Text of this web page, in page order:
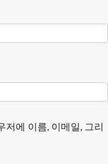
저에 이름, 이메일, 그리